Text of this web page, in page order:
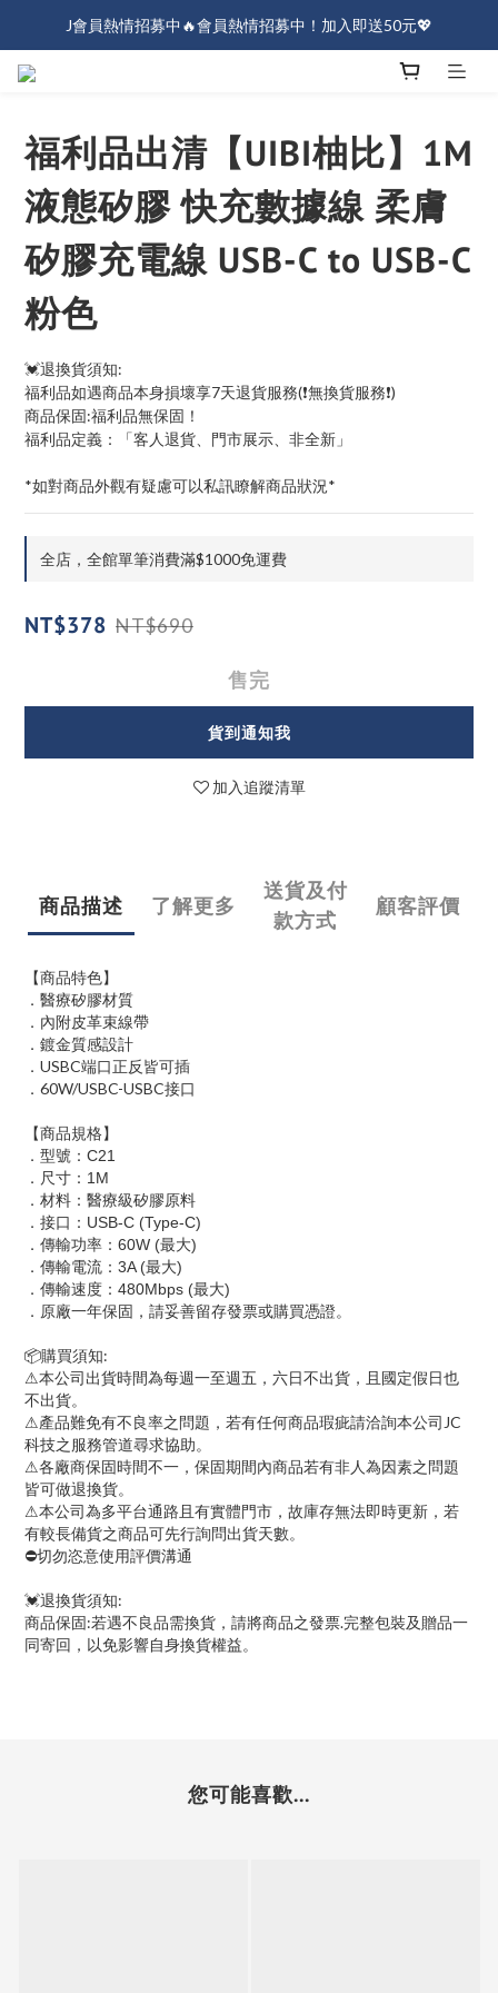
J會員熱情招募中🔥會員熱情招募中！加入即送50元💖
J會員熱情招募中🔥會員熱情招募中！加入即送50元💖
福利品出清【UIBI柚比】1M
液態矽膠 快充數據線 柔膚
矽膠充電線 USB-C to USB-C
粉色
💓退換貨須知:
福利品如遇商品本身損壞享7天退貨服務(❗無換貨服務❗)
商品保固:福利品無保固！
福利品定義：「客人退貨、門市展示、非全新」
*如對商品外觀有疑慮可以私訊瞭解商品狀況*
全店，全館單筆消費滿$1000免運費
NT$378 NT$690
售完
貨到通知我
加入追蹤清單
商品描述 了解更多
送貨及付
款方式
顧客評價
【商品特色】
．醫療矽膠材質
．內附皮革束線帶
．鍍金質感設計
． USBC端口正反皆可插
． 60W/USBC-USBC接口
【商品規格】
．型號： C21
．尺寸： 1M
．材料：醫療級矽膠原料
．接口： USB-C (Type-C)
．傳輸功率： 60W (最大)
．傳輸電流： 3A (最大)
．傳輸速度： 480Mbps (最大)
．原廠一年保固，請妥善留存發票或購買憑證。
📦購買須知:
⚠本公司出貨時間為每週一至週五，六日不出貨，且國定假日也
不出貨。
⚠產品難免有不良率之問題，若有任何商品瑕疵請洽詢本公司JC
科技之服務管道尋求協助。
⚠各廠商保固時間不一，保固期間內商品若有非人為因素之問題
皆可做退換貨。
⚠本公司為多平台通路且有實體門市，故庫存無法即時更新，若
有較長備貨之商品可先行詢問出貨天數。
⛔切勿恣意使用評價溝通
💓退換貨須知:
商品保固:若遇不良品需換貨，請將商品之發票.完整包裝及贈品一
同寄回，以免影響自身換貨權益。
您可能喜歡...